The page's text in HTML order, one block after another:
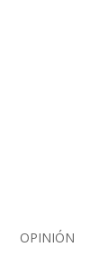
OPINIÓN